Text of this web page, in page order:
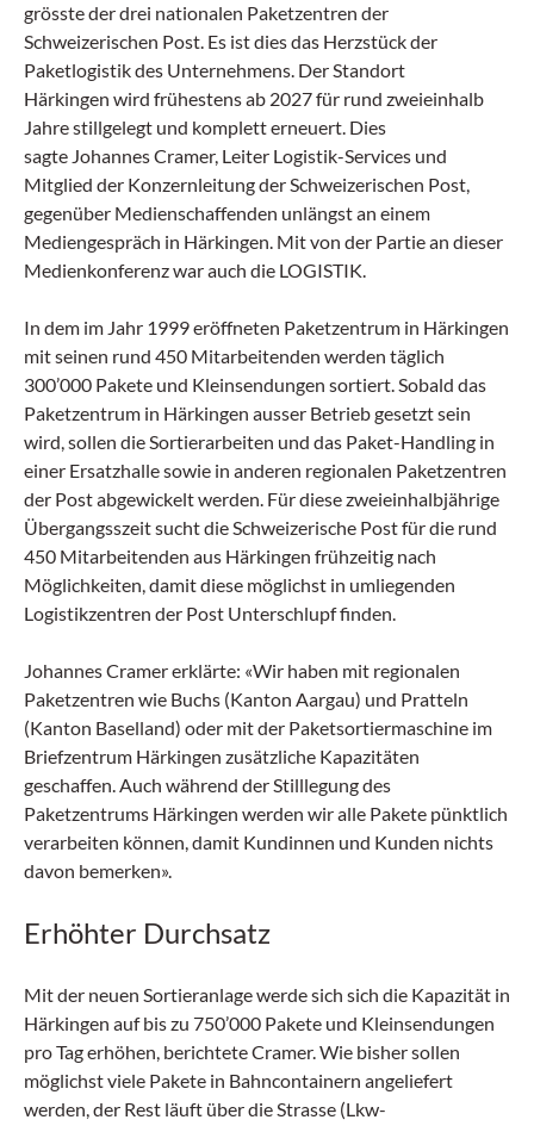
grösste der drei nationalen Paketzentren der
Schweizerischen Post. Es ist dies das Herzstück der
Paketlogistik des Unternehmens. Der Standort
Härkingen wird frühestens ab 2027 für rund zweieinhalb
Jahre stillgelegt und komplett erneuert. Dies
sagte Johannes Cramer, Leiter Logistik-Services und
Mitglied der Konzernleitung der Schweizerischen Post,
gegenüber Medienschaffenden unlängst an einem
Mediengespräch in Härkingen. Mit von der Partie an dieser
Medienkonferenz war auch die LOGISTIK.
In dem im Jahr 1999 eröffneten Paketzentrum in Härkingen
mit seinen rund 450 Mitarbeitenden werden täglich
300’000 Pakete und Kleinsendungen sortiert. Sobald das
Paketzentrum in Härkingen ausser Betrieb gesetzt sein
wird, sollen die Sortierarbeiten und das Paket-Handling in
einer Ersatzhalle sowie in anderen regionalen Paketzentren
der Post abgewickelt werden. Für diese zweieinhalbjährige
Übergangsszeit sucht die Schweizerische Post für die rund
450 Mitarbeitenden aus Härkingen frühzeitig nach
Möglichkeiten, damit diese möglichst in umliegenden
Logistikzentren der Post Unterschlupf finden.
Johannes Cramer erklärte: «Wir haben mit regionalen
Paketzentren wie Buchs (Kanton Aargau) und Pratteln
(Kanton Baselland) oder mit der Paketsortiermaschine im
Briefzentrum Härkingen zusätzliche Kapazitäten
geschaffen. Auch während der Stilllegung des
Paketzentrums Härkingen werden wir alle Pakete pünktlich
verarbeiten können, damit Kundinnen und Kunden nichts
davon bemerken».
Erhöhter Durchsatz
Mit der neuen Sortieranlage werde sich sich die Kapazität in
Härkingen auf bis zu 750’000 Pakete und Kleinsendungen
pro Tag erhöhen, berichtete Cramer. Wie bisher sollen
möglichst viele Pakete in Bahncontainern angeliefert
werden, der Rest läuft über die Strasse (Lkw-